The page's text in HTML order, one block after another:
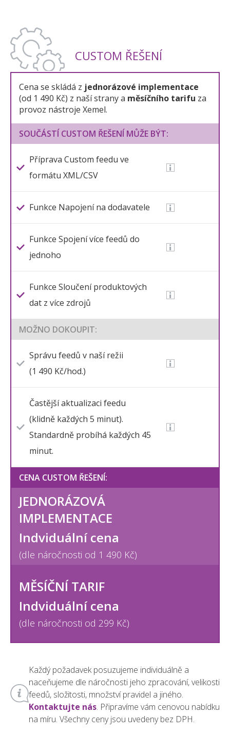
CUSTOM ŘEŠENÍ
Cena se skládá z jednorázové implementace
(od 1 490 Kč) z naší strany a měsíčního tarifu za
provoz nástroje Xemel.
SOUČÁSTÍ CUSTOM ŘEŠENÍ MŮŽE BÝT:
Příprava Custom feedu ve
formátu XML/CSV
Funkce Napojení na dodavatele
Funkce Spojení více feedů do
jednoho
Funkce Sloučení produktových
dat z více zdrojů
MOŽNO DOKOUPIT:
Správu feedů v naší režii
(1 490 Kč/hod.)
Častější aktualizaci feedu
(klidně každých 5 minut).
Standardně probíhá každých 45
minut.
CENA CUSTOM ŘEŠENÍ:
JEDNORÁZOVÁ
IMPLEMENTACE
Indviduální cena
(dle náročnosti od 1 490 Kč)
MĚSÍČNÍ TARIF
Indviduální cena
(dle náročnosti od 299 Kč)
Každý požadavek posuzujeme individuálně a
naceňujeme dle náročnosti jeho zpracování, velikosti
feedů, složitosti, množství pravidel a jiného.
Kontaktujte nás. Připravíme vám cenovou nabídku
na míru. Všechny ceny jsou uvedeny bez DPH.